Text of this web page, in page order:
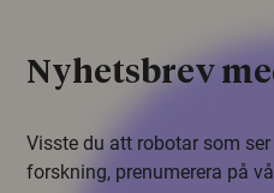
Nyhetsbrev
Visste du att robotar som
forskning, prenumerera på